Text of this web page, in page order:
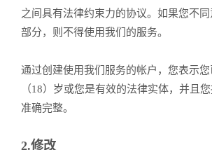
之间具有法律约束力的协议。如果您不
部分，则不得使用我们的服务。
通过创建使用我们服务的帐户，您表示您
（18）岁或您是有效的法律实体，并且
准确完整。
2.修改